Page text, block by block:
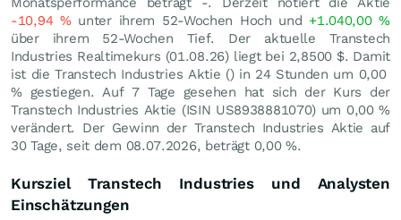
-10,94 %unter ihrem 52-Wochen Hoch und +1.040,00%
über ihrem 52-Wochen Tief. Der aktuelle Transtech
Industries Realtimekurs (01.08.26) liegt bei 2,8500 $. Damit
ist die Transtech Industries Aktie () in 24 Stunden um 0,00
%gestiegen. Auf 7 Tage gesehen hat sich der Kurs der
Transtech Industries Aktie (ISIN US8938881070) um 0,00%
verändert. Der Gewinn der Transtech Industries Aktie auf
30 Tage, seit dem 08.07.2026, beträgt 0,00%.
Kursziel Transtech Industries und Analysten
Einschätzungen